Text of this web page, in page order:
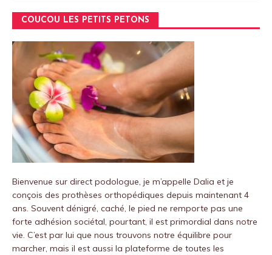
COUCOU LES PETITS PETONS
Bienvenue sur direct podologue, je m’appelle Dalia et je
conçois des prothèses orthopédiques depuis maintenant 4
ans. Souvent dénigré, caché, le pied ne remporte pas une
forte adhésion sociétal, pourtant, il est primordial dans notre
vie. C’est par lui que nous trouvons notre équilibre pour
marcher, mais il est aussi la plateforme de toutes les